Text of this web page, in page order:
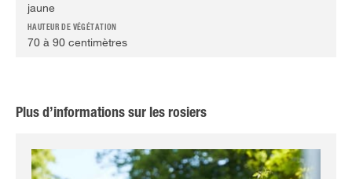
jaune
70 à 90 centimètres
Plus d’informations sur les rosiers